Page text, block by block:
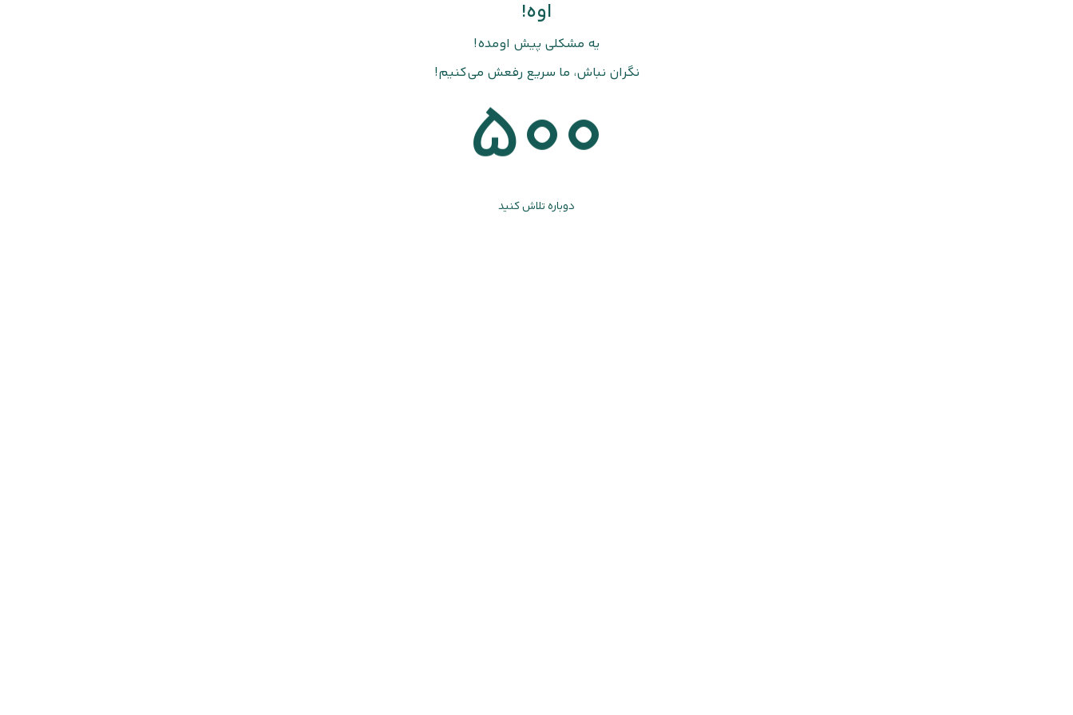
اوه!
یه مشکلی پیش اومده!
نگران نباش، ما سریع رفعش می‌کنیم!
500
دوباره تلاش کنید